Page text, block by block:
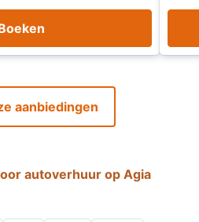
aanbiedingen
autoverhuur op Agia